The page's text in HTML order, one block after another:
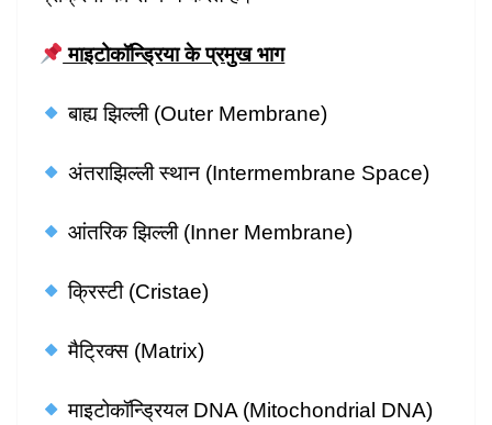
माइटोकॉन्ड्रिया के प्रमुख भाग
बाह्य झिल्ली (Outer Membrane)
अंतराझिल्ली स्थान (Intermembrane Space)
आंतरिक झिल्ली (Inner Membrane)
क्रिस्टी (Cristae)
मैट्रिक्स (Matrix)
माइटोकॉन्ड्रियल DNA (Mitochondrial DNA)